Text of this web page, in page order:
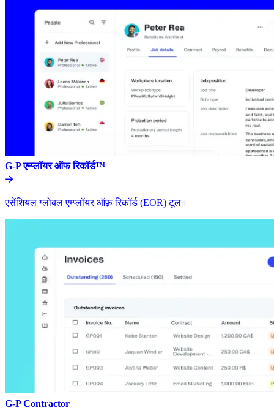
G-P एम्प्लॉयर ऑफ रिकॉर्ड™​​
एसेंशियल ग्लोबल एम्प्लॉयर ऑफ़ रिकॉर्ड (EOR) टूल।​​
G-P Contractor​​